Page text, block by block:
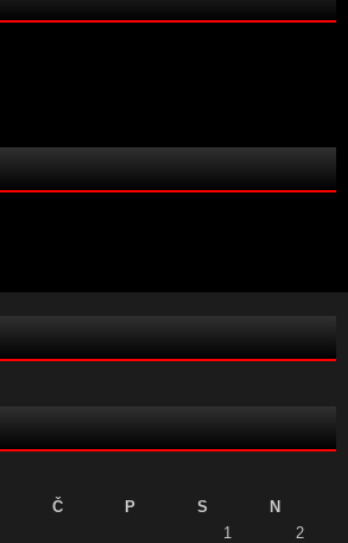
Č P S
N
1
2